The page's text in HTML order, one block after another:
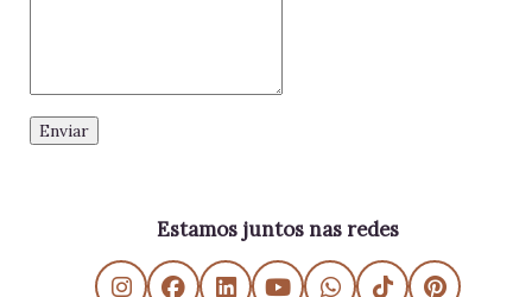
Estamos juntos nas redes